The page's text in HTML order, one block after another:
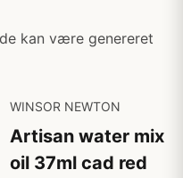
kan være genereret
WINSOR NEWTON
Artisan water mix
oil 37ml cad red